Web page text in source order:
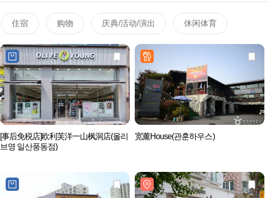
住宿 购物 庆典/活动/演出 休闲体育
[事后免税店]欧利芙洋一山枫洞店(올리
브영 일산풍동점)
宽薰House(관훈하우스)